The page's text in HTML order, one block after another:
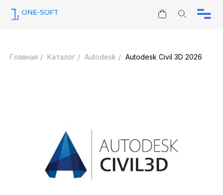
Каталог
Юридическим лицам
Главная / Каталог / Autodesk / Autodesk Civil 3D 2026